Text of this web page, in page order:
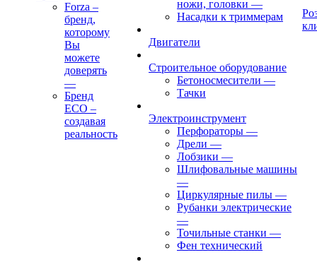
Forza –
бренд,
которому
Вы
можете
доверять
—
Бренд
ECO –
создавая
реальность
ножи, головки —
Насадки к триммерам
Двигатели
Строительное оборудование
Бетоносмесители —
Тачки
Электроинструмент
Перфораторы —
Дрели —
Лобзики —
Шлифовальные машины
—
Циркулярные пилы —
Рубанки электрические
—
Точильные станки —
Фен технический